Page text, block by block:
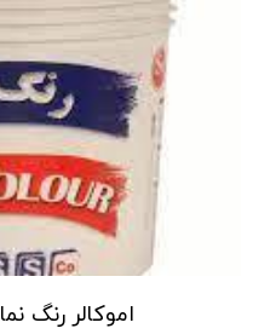
اموکالر رنگ نما EMOCOLOUR